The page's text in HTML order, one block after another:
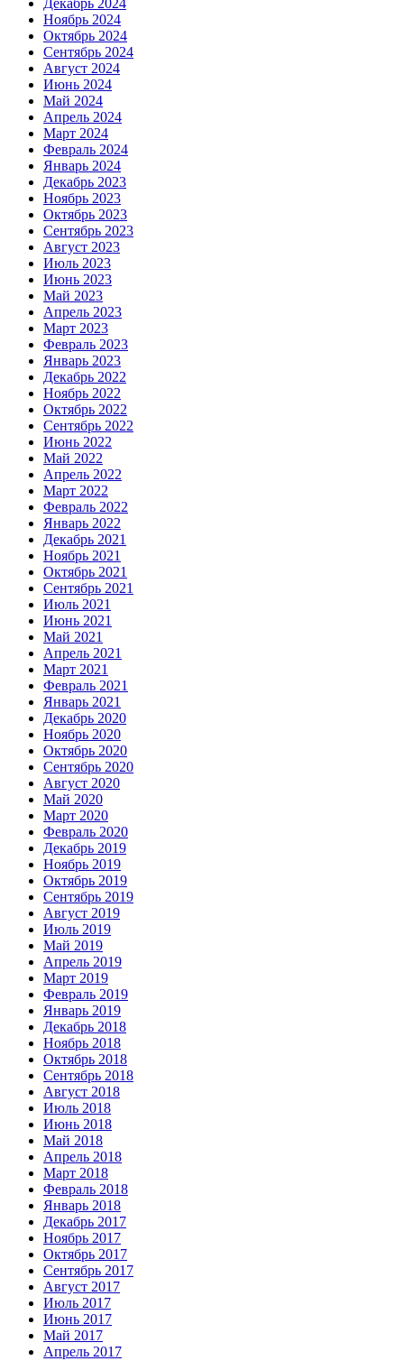
Декабрь 2024
Ноябрь 2024
Октябрь 2024
Сентябрь 2024
Август 2024
Июнь 2024
Май 2024
Апрель 2024
Март 2024
Февраль 2024
Январь 2024
Декабрь 2023
Ноябрь 2023
Октябрь 2023
Сентябрь 2023
Август 2023
Июль 2023
Июнь 2023
Май 2023
Апрель 2023
Март 2023
Февраль 2023
Январь 2023
Декабрь 2022
Ноябрь 2022
Октябрь 2022
Сентябрь 2022
Июнь 2022
Май 2022
Апрель 2022
Март 2022
Февраль 2022
Январь 2022
Декабрь 2021
Ноябрь 2021
Октябрь 2021
Сентябрь 2021
Июль 2021
Июнь 2021
Май 2021
Апрель 2021
Март 2021
Февраль 2021
Январь 2021
Декабрь 2020
Ноябрь 2020
Октябрь 2020
Сентябрь 2020
Август 2020
Май 2020
Март 2020
Февраль 2020
Декабрь 2019
Ноябрь 2019
Октябрь 2019
Сентябрь 2019
Август 2019
Июль 2019
Май 2019
Апрель 2019
Март 2019
Февраль 2019
Январь 2019
Декабрь 2018
Ноябрь 2018
Октябрь 2018
Сентябрь 2018
Август 2018
Июль 2018
Июнь 2018
Май 2018
Апрель 2018
Март 2018
Февраль 2018
Январь 2018
Декабрь 2017
Ноябрь 2017
Октябрь 2017
Сентябрь 2017
Август 2017
Июль 2017
Июнь 2017
Май 2017
Апрель 2017